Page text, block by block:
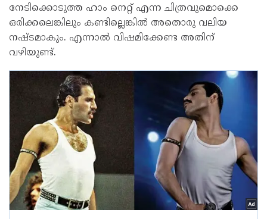
നേടിക്കൊടുത്ത ഹാം നെറ്റ് എന്ന ചിത്രവുമൊക്കെ
ഒരിക്കലെങ്കിലും കണ്ടില്ലെങ്കിൽ അതൊരു വലിയ
നഷ്ടമാകും. എന്നാൽ വിഷമിക്കേണ്ട അതിന്
വഴിയുണ്ട്.